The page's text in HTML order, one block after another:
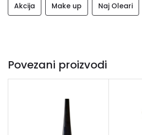
Akcija Make up Naj Oleari
Povezani proizvodi